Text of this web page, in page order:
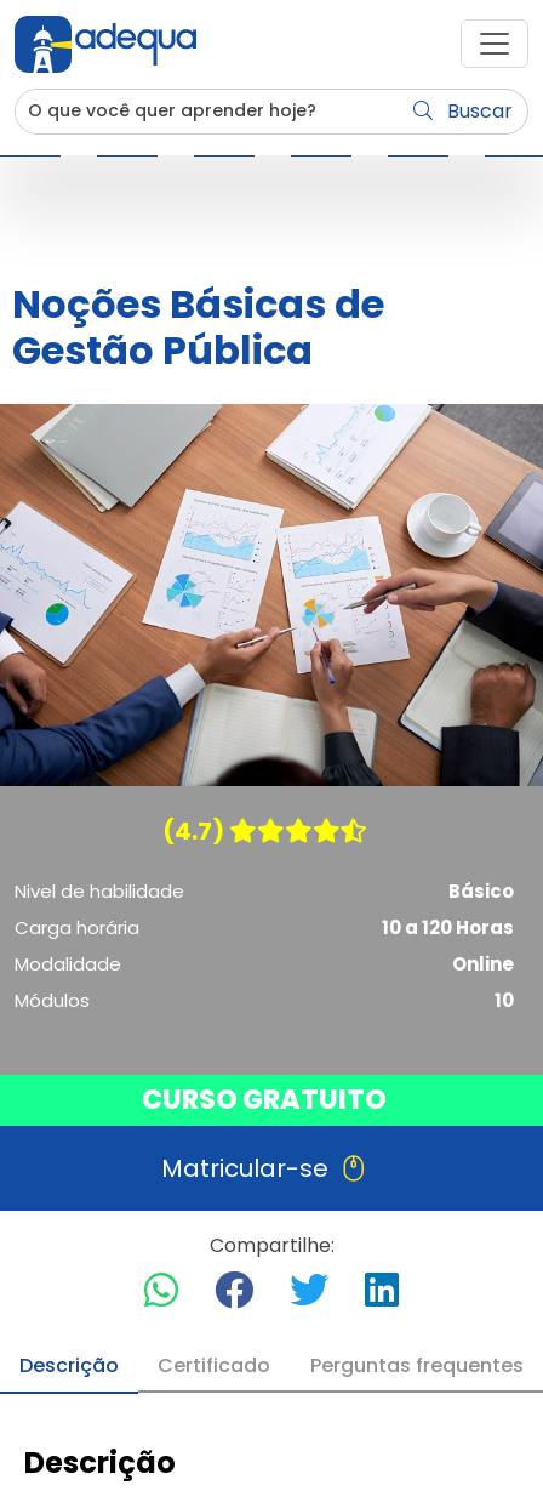
Buscar
Noções Básicas de
Gestão Pública
(4.7)
Nivel de habilidade
Básico
Carga horária
10 a 120 Horas
Modalidade
Online
Módulos
10
CURSO GRATUITO
Matricular-se
Compartilhe:
Descrição Certificado Perguntas frequentes
Descrição